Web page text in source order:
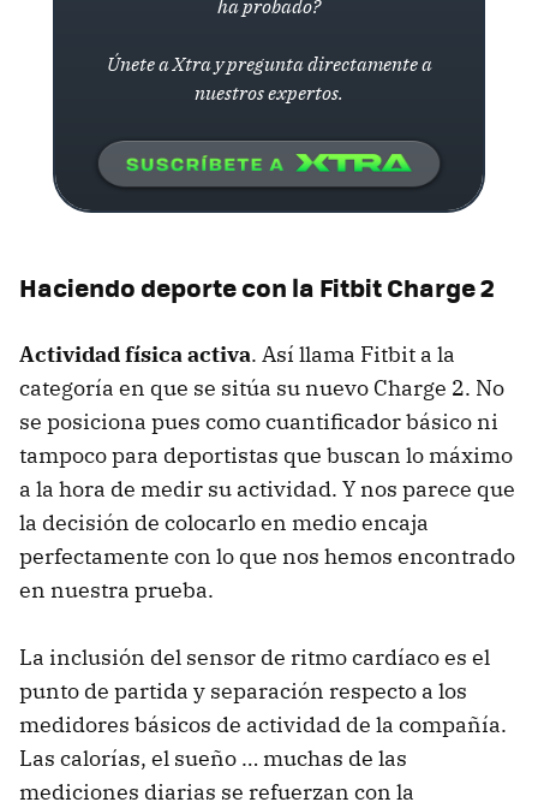
ha probado?
Únete a Xtra y pregunta directamente a
nuestros expertos.
Haciendo deporte con la Fitbit Charge 2
Actividad física activa. Así llama Fitbit a la
categoría en que se sitúa su nuevo Charge 2. No
se posiciona pues como cuantificador básico ni
tampoco para deportistas que buscan lo máximo
a la hora de medir su actividad. Y nos parece que
la decisión de colocarlo en medio encaja
perfectamente con lo que nos hemos encontrado
en nuestra prueba.
La inclusión del sensor de ritmo cardíaco es el
punto de partida y separación respecto a los
medidores básicos de actividad de la compañía.
Las calorías, el sueño … muchas de las
mediciones diarias se refuerzan con la